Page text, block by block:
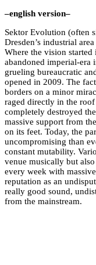
–english version–
Sektor Evolution (often
Dresden’s industrial
Where the vision started
abandoned imperial-era
grueling bureaucratic
opened in 2009. The
borders on a minor
raged directly in the
completely destroyed
massive support from
on its feet. Today, the
uncompromising than
constant mutability.
venue musically but
every week with
reputation as an
really good sound,
from the mainstream.